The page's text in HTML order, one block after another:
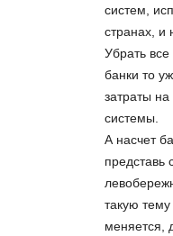
систем,
странах, и
Убрать
банки то
затраты
системы.
А насчет
представь
такую
меняется,